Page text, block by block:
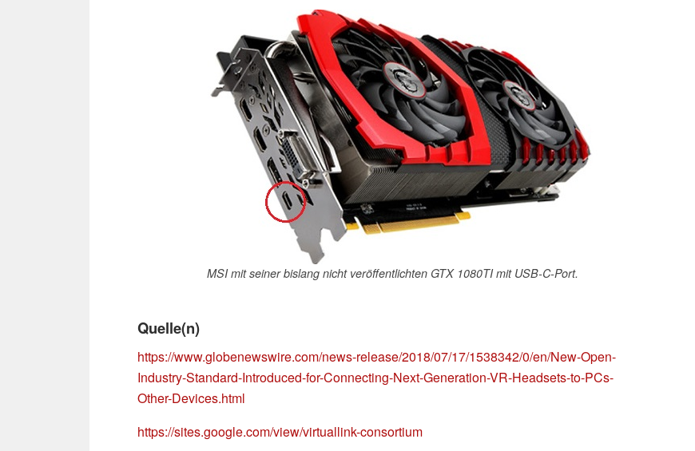
MSI mit seiner bislang nicht veröffentlichten GTX 1080TI mit USB-C-Port.
Quelle(n)
https://www.globenewswire.com/news-release/2018/07/17/1538342/0/en/New-Open-
Industry-Standard-Introduced-for-Connecting-Next-Generation-VR-Headsets-to-PCs-
Other-Devices.html
https://sites.google.com/view/virtuallink-consortium